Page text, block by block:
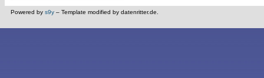
Powered by s9y – Template modified by datenritter.de.